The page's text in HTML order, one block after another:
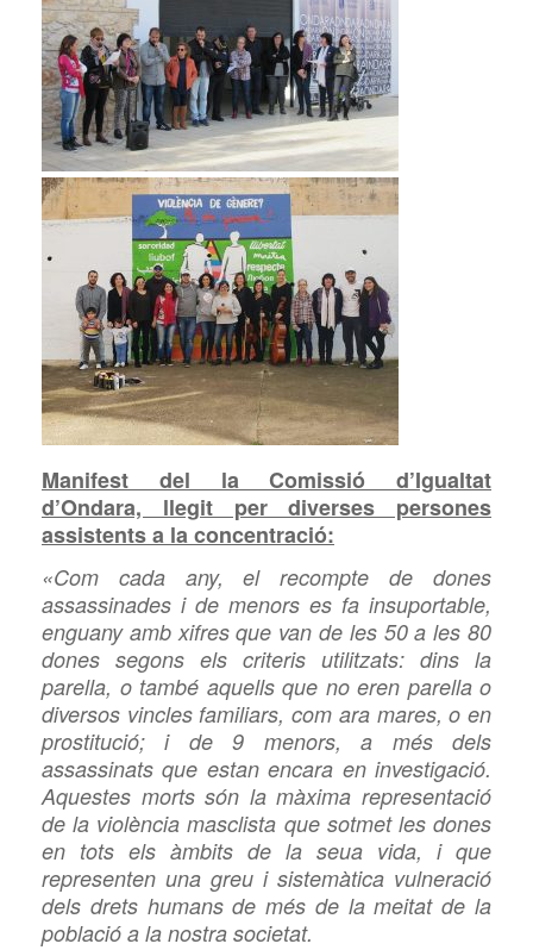
Manifest del la Comissió d’Igualtat
d’Ondara, llegit per diverses persones
assistents a la concentració:
«Com cada any, el recompte de dones
assassinades i de menors es fa insuportable,
enguany amb xifres que van de les 50 a les 80
dones segons els criteris utilitzats: dins la
parella, o també aquells que no eren parella o
diversos vincles familiars, com ara mares, o en
prostitució; i de 9 menors, a més dels
assassinats que estan encara en investigació.
Aquestes morts són la màxima representació
de la violència masclista que sotmet les dones
en tots els àmbits de la seua vida, i que
representen una greu i sistemàtica vulneració
dels drets humans de més de la meitat de la
població a la nostra societat.